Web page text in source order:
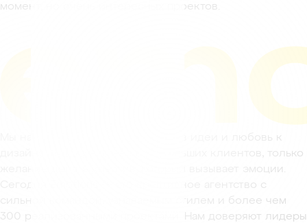
момент, но очень интересных проектов.
Мы начинали с малого — с веры в идеи и любовь к
дизайну. Тогда у нас не было больших клиентов, только
желание делать креатив, который вызывает эмоции.
Сегодня Emotions — это креативное агентство с
сильной командой, узнаваемым стилем и более чем
300 реализованными проектами. Нам доверяют лидеры